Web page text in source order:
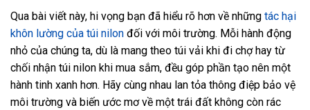
Qua bài viết này, hi vọng bạn đã hiểu rõ hơn về những tác hại
khôn lường của túi nilon đối với môi trường. Mỗi hành động
nhỏ của chúng ta, dù là mang theo túi vải khi đi chợ hay từ
chối nhận túi nilon khi mua sắm, đều góp phần tạo nên một
hành tinh xanh hơn. Hãy cùng nhau lan tỏa thông điệp bảo vệ
môi trường và biến ước mơ về một trái đất không còn rác